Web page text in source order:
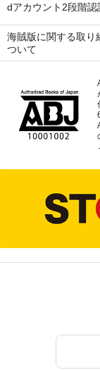
dアカウント2段階認
海賊版に関する取り
ついて